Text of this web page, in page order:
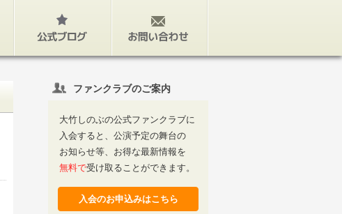
ファンクラブのご案内
大竹しのぶの公式ファンクラブに
入会すると、公演予定の舞台の
お知らせ等、お得な最新情報を
無料で受け取ることができます。
入会のお申込みはこちら